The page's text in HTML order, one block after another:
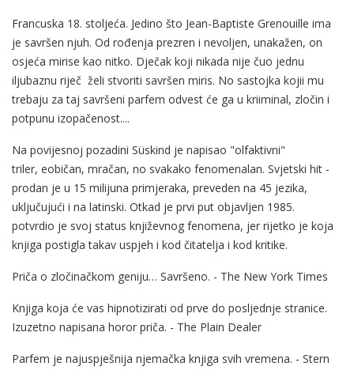
Francuska 18. stoljeća. Jedino što Jean-Baptiste Grenouille ima
je savršen njuh. Od rođenja prezren i nevoljen, unakažen, on
osjeća mirise kao nitko. Dječak koji nikada nije čuo jednu
iljubaznu riječ želi stvoriti savršen miris. No sastojka kojii mu
trebaju za taj savršeni parfem odvest će ga u kriiminal, zločin i
potpunu izopačenost....
Na povijesnoj pozadini Süskind je napisao "olfaktivni"
triler, eobičan, mračan, no svakako fenomenalan. Svjetski hit -
prodan je u 15 milijuna primjeraka, preveden na 45 jezika,
uključujući i na latinski. Otkad je prvi put objavljen 1985.
potvrdio je svoj status književnog fenomena, jer rijetko je koja
knjiga postigla takav uspjeh i kod čitatelja i kod kritike.
Priča o zločinačkom geniju… Savršeno. - The New York Times
Knjiga koja će vas hipnotizirati od prve do posljednje stranice.
Izuzetno napisana horor priča. - The Plain Dealer
Parfem je najuspješnija njemačka knjiga svih vremena. - Stern